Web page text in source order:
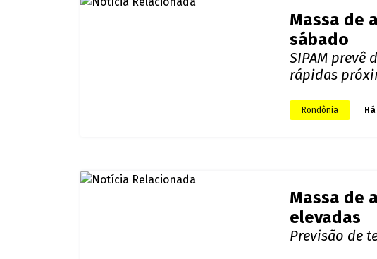
Massa de
sábado
SIPAM
rápidas
Rondônia
Massa de
elevadas
Previsão de